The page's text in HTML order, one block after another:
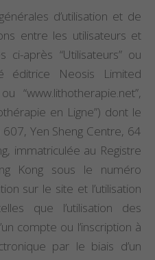
d’utilisation et de
entre les utilisateurs et
après “Utilisateurs” ou
éditrice Neosis Limited
“www.lithotherapie.net”,
en Ligne”) dont le
Yen Sheng Centre, 64
immatriculée au Registre
Kong sous le numéro
sur le site et l’utilisation
que l’utilisation des
compte ou l’inscription à
par le biais d’un